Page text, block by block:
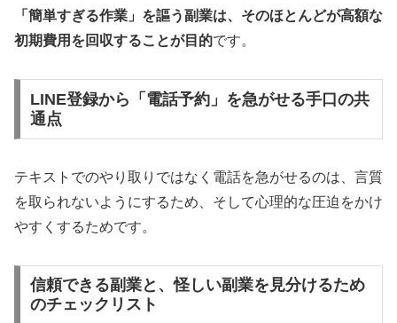
「簡単すぎる作業」を謳う副業は、そのほとんどが高額な
初期費用を回収することが目的です。
LINE登録から「電話予約」を急がせる手口の共
通点
テキストでのやり取りではなく電話を急がせるのは、言質
を取られないようにするため、そして心理的な圧迫をかけ
やすくするためです。
信頼できる副業と、怪しい副業を見分けるため
のチェックリスト